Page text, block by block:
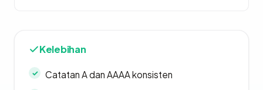
Kelebihan
Catatan A dan AAAA konsisten